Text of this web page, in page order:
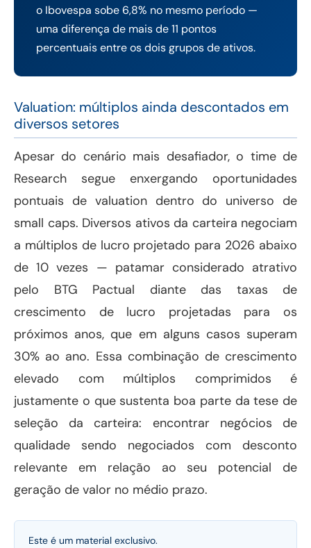
o Ibovespa sobe 6,8% no mesmo período —
uma diferença de mais de 11 pontos
percentuais entre os dois grupos de ativos.
Valuation: múltiplos ainda descontados em
diversos setores
Apesar do cenário mais desafiador, o time de
Research segue enxergando oportunidades
pontuais de valuation dentro do universo de
small caps. Diversos ativos da carteira negociam
a múltiplos de lucro projetado para 2026 abaixo
de 10 vezes — patamar considerado atrativo
pelo BTG Pactual diante das taxas de
crescimento de lucro projetadas para os
próximos anos, que em alguns casos superam
30% ao ano. Essa combinação de crescimento
elevado com múltiplos comprimidos é
justamente o que sustenta boa parte da tese de
seleção da carteira: encontrar negócios de
qualidade sendo negociados com desconto
relevante em relação ao seu potencial de
geração de valor no médio prazo.
Este é um material exclusivo.